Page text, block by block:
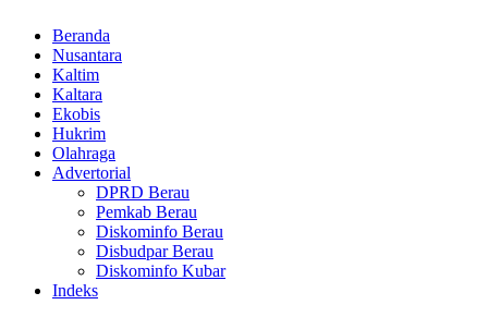
Beranda
Nusantara
Kaltim
Kaltara
Ekobis
Hukrim
Olahraga
Advertorial
DPRD Berau
Pemkab Berau
Diskominfo Berau
Disbudpar Berau
Diskominfo Kubar
Indeks